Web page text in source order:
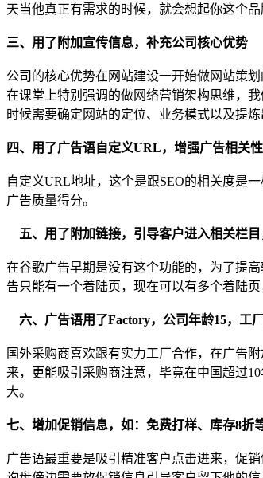
天当他真正有需求的时候，就会想起你这个品
三、用了附加宣传信息，补充公司核心优势
公司的核心优势在网站建设一开始做网站策
在课堂上特别强调的做网络营销架构思维，
时候需要确定网站的定位、业务模式以及提
四、用了广告语自定义URL，增强广告相关性
自定义URL地址，这个是跟SEO的相关度是
广告质量得分。
五、用了附加链接，引导客户进入相关栏目
在谷歌广告早期是没有这个功能的，为了提
告只能有一个着陆页，现在可以有多个着陆
六、广告语用了Factory，公司年龄15，工
国外采购商喜欢跟有实力工厂合作，在广告
来，更能吸引采购商注意，毕竟在中国超过
大。
七、增加促销信息，如：免费打样、库存8折
广告语最重要是吸引精准客户点击进来，促